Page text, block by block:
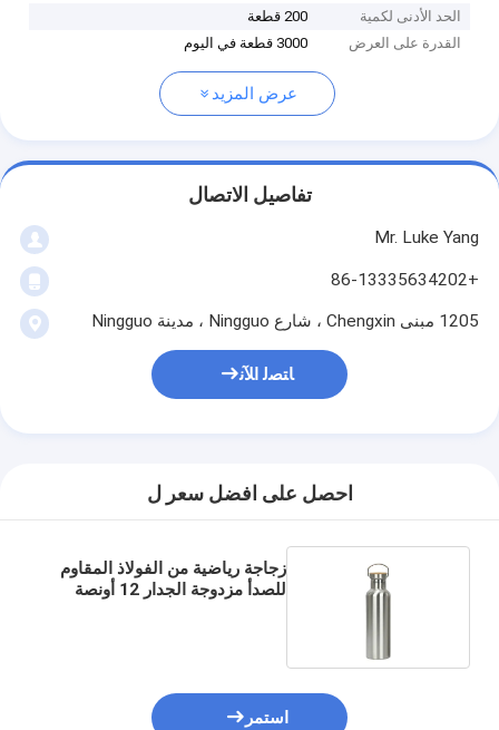
الحد الأدنى لكمية
200 قطعة
القدرة على العرض
3000 قطعة في اليوم
عرض المزيد
تفاصيل الاتصال
Mr. Luke Yang
+86-13335634202
1205 مبنى Chengxin ، شارع Ningguo ، مدينة Ningguo
ﺎﺘﺼﻟ ﺍﻶﻧ
احصل على افضل سعر ل
زجاجة رياضية من الفولاذ المقاوم
للصدأ مزدوجة الجدار 12 أونصة
استمر